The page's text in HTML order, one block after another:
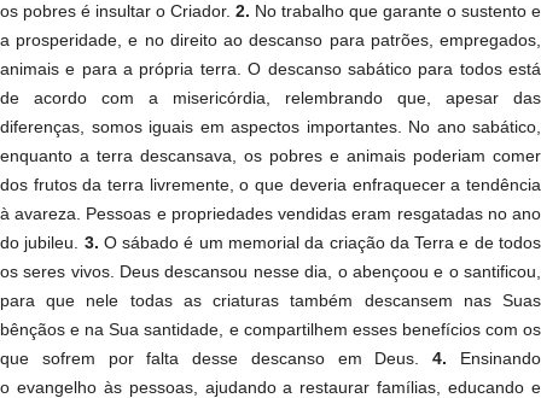
os pobres é insultar o Criador. 2. No trabalho que garante o sustento e
a prosperidade, e no direito ao descanso para patrões, empregados,
animais e para a própria terra. O descanso sabático para todos está
de acordo com a misericórdia, relembrando que, apesar das
diferenças, somos iguais em aspectos importantes. No ano sabático,
enquanto a terra descansava, os pobres e animais poderiam comer
dos frutos da terra livremente, o que deveria enfraquecer a tendência
à avareza. Pessoas e propriedades vendidas eram resgatadas no ano
do jubileu. 3. O sábado é um memorial da criação da Terra e de todos
os seres vivos. Deus descansou nesse dia, o abençoou e o santificou,
para que nele todas as criaturas também descansem nas Suas
bênçãos e na Sua santidade, e compartilhem esses benefícios com os
que sofrem por falta desse descanso em Deus.4. Ensinando
o evangelho às pessoas, ajudando a restaurar famílias, educando e